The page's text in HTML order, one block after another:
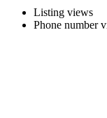
Listing views
Phone number